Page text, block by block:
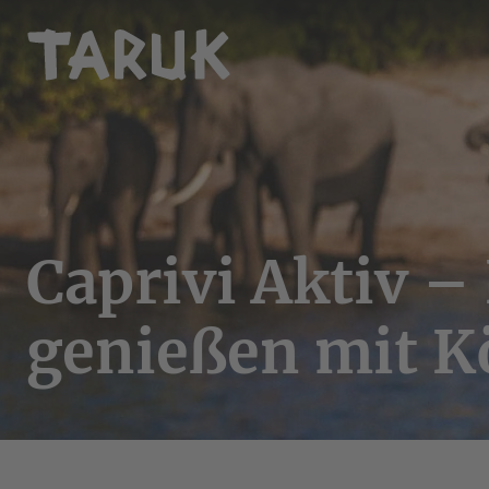
Caprivi Aktiv –
genießen mit